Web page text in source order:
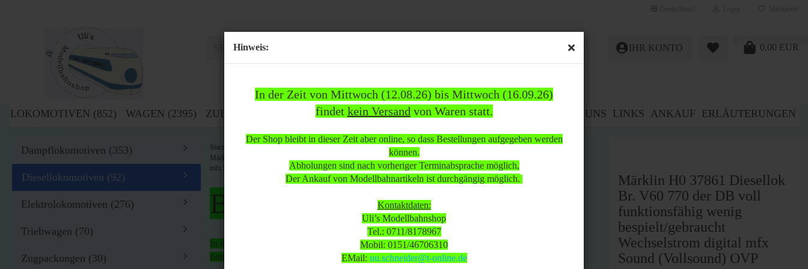
Hinweis:
In der Zeit von Mittwoch (12.08.26) bis Mittwoch (16.09.26)
findet kein Versand von Waren statt.
Der Shop bleibt in dieser Zeit aber online, so dass Bestellungen aufgegeben werden
können.
Abholungen sind nach vorheriger Terminabsprache möglich,
Der Ankauf von Modellbahnartikeln ist durchgängig möglich.
Kontaktdaten:
Uli’s Modellbahnshop
Tel.: 0711/8178967
Mobil: 0151/46706310
EMail: uu.schneider@t-online.de
0,00 EUR
IHR KONTO
LOKOMOTIVEN (852) WAGEN (2395) ZUBEHÖR (1837) INFOS KUNDEN ÜBER UNS LINKS ANKAUF ERLÄUTERUNGEN
WEITERE
Startseite » » »
Märklin H0 37861 Diesellok Br. V60 770 der DB voll funktionsfähig wenig bespielt/gebraucht Wechselstrom digital
mfx Sound (Vollsound) OVP
Bitte beachten:
In der Zeit von Mittwoch (12.08.26) bis Mittwoch (16.09.26)
findet
von Waren statt.
Märklin H0 37861 Diesellok
Br. V60 770 der DB voll
funktionsfähig wenig
bespielt/gebraucht
Wechselstrom digital mfx
Sound (Vollsound) OVP
Dampflokomotiven (353)
Diesellokomotiven (92)
Elektrolokomotiven (276)
Triebwagen (70)
Zugpackungen (30)